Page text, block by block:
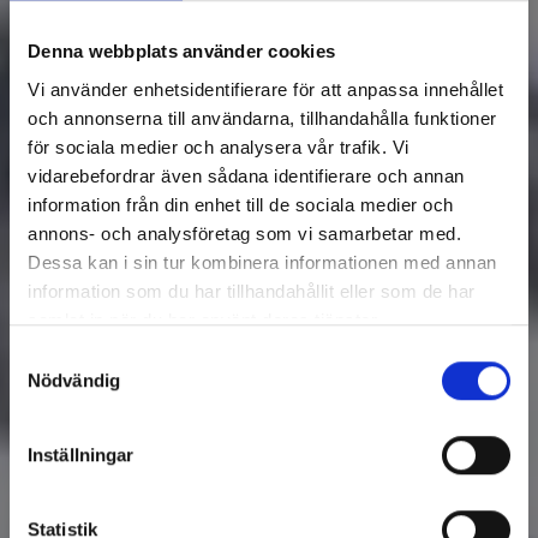
Denna webbplats använder cookies
Vi använder enhetsidentifierare för att anpassa innehållet
och annonserna till användarna, tillhandahålla funktioner
för sociala medier och analysera vår trafik. Vi
vidarebefordrar även sådana identifierare och annan
information från din enhet till de sociala medier och
annons- och analysföretag som vi samarbetar med.
Dessa kan i sin tur kombinera informationen med annan
information som du har tillhandahållit eller som de har
samlat in när du har använt deras tjänster.
Nödvändig
Inställningar
Statistik